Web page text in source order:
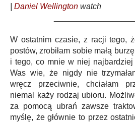
Daniel Wellington watch
W ostatnim czasie, z racji tego,
postów, zrobiłam sobie małą
i tego, co mnie w niej
Was wie, że nigdy nie
wręcz przeciwnie, chciałam
niemal każy rodzaj ubioru.
za pomocą ubrań zawsze
myślę, że głównie to przez